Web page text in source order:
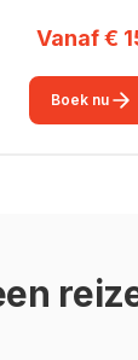
Vanaf €
Boek nu